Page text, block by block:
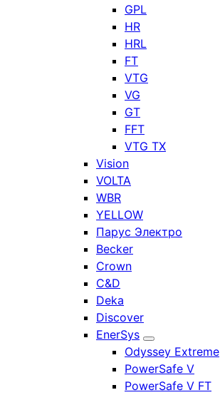
GPL
HR
HRL
FT
VTG
VG
GT
FFT
VTG TX
Vision
VOLTA
WBR
YELLOW
Парус Электро
Becker
Crown
C&D
Deka
Discover
EnerSys
Odyssey Extreme
PowerSafe V
PowerSafe V FT